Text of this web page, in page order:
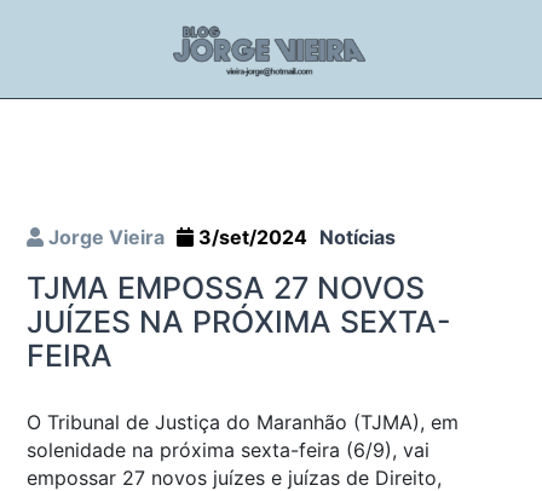
Jorge Vieira 3/set/2024 Notícias
TJMA EMPOSSA 27 NOVOS
JUÍZES NA PRÓXIMA SEXTA-
FEIRA
O Tribunal de Justiça do Maranhão (TJMA), em
solenidade na próxima sexta-feira (6/9), vai
empossar 27 novos juízes e juízas de Direito,